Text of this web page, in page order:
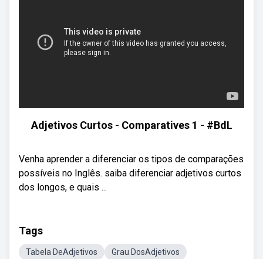
Adjetivos Curtos - Comparatives 1 - #BdL
Venha aprender a diferenciar os tipos de comparações
possíveis no Inglês. saiba diferenciar adjetivos curtos
dos longos, e quais ...
Tags
Tabela DeAdjetivos
Grau DosAdjetivos